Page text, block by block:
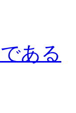
ある